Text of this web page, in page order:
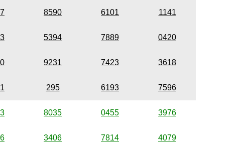
8590 6101 1141
5394 7889 0420
9231 7423 3618
295 6193 7596
8035 0455 3976
3406 7814 4079